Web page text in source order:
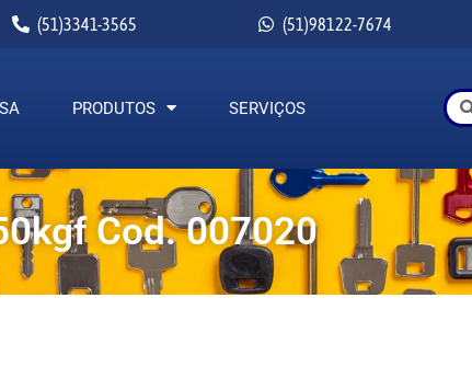
(51)3341-3565 (51)98122-7674
PRODUTOS SERVIÇOS
Cod. 007020